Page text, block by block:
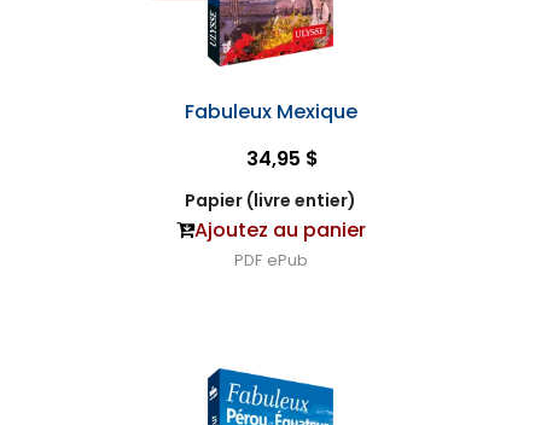
Fabuleux Mexique
34,95 $
Papier (livre entier)
Ajoutez au panier
PDF ePub